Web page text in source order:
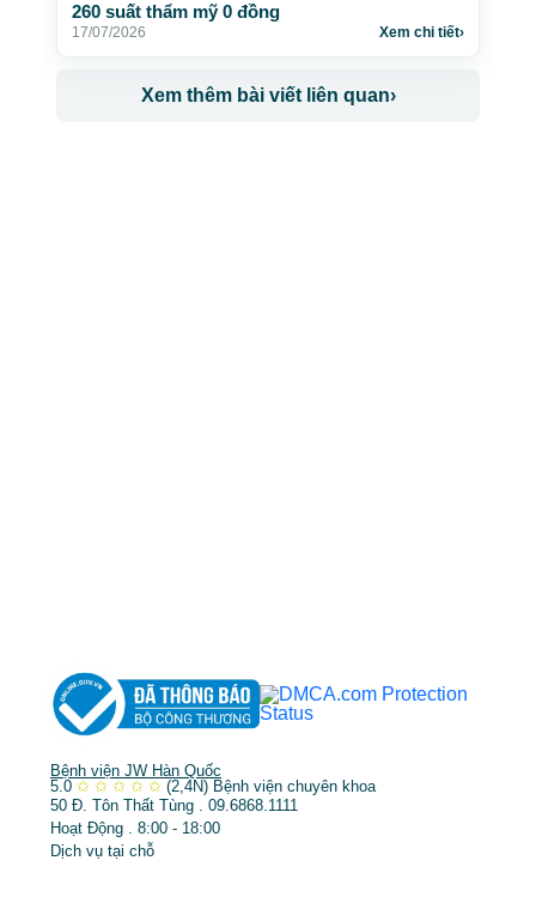
260 suất thẩm mỹ 0 đồng
17/07/2026 Xem chi tiết›
Xem thêm bài viết liên quan›
Bệnh viện JW Hàn Quốc
5.0 ✩ ✩ ✩ ✩ ✩ (2,4N) Bệnh viện chuyên khoa
50 Đ. Tôn Thất Tùng . 09.6868.1111
Hoạt Động . 8:00 - 18:00
Dịch vụ tại chỗ